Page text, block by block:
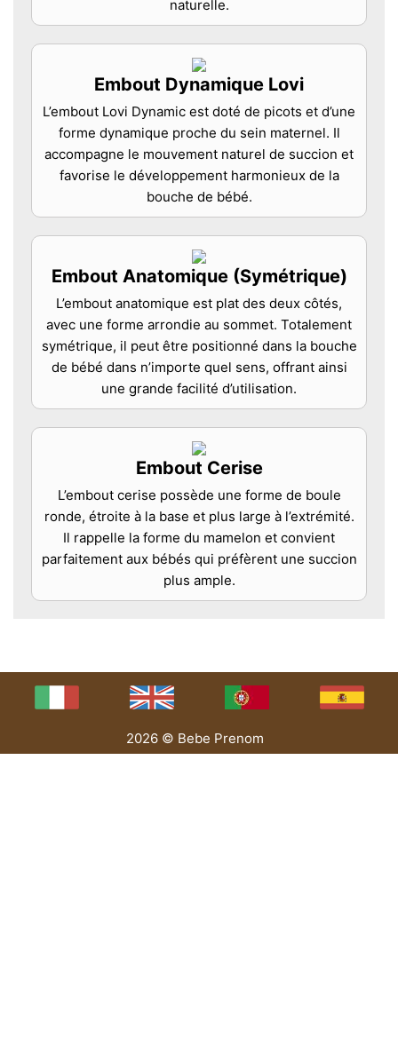
naturelle.
Embout Dynamique Lovi
L’embout Lovi Dynamic est doté de picots et d’une
forme dynamique proche du sein maternel. Il
accompagne le mouvement naturel de succion et
favorise le développement harmonieux de la
bouche de bébé.
Embout Anatomique (Symétrique)
L’embout anatomique est plat des deux côtés,
avec une forme arrondie au sommet. Totalement
symétrique, il peut être positionné dans la bouche
de bébé dans n’importe quel sens, offrant ainsi
une grande facilité d’utilisation.
Embout Cerise
L’embout cerise possède une forme de boule
ronde, étroite à la base et plus large à l’extrémité.
Il rappelle la forme du mamelon et convient
parfaitement aux bébés qui préfèrent une succion
plus ample.
2026 © Bebe Prenom